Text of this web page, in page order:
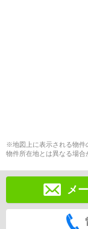
※地図上に表示される物件
物件所在地とは異なる場合
メ